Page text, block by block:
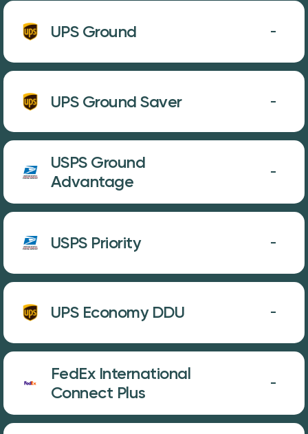
UPS Ground -
UPS Ground Saver -
USPS Ground
Advantage
-
USPS Priority -
UPS Economy DDU -
FedEx International
Connect Plus
-